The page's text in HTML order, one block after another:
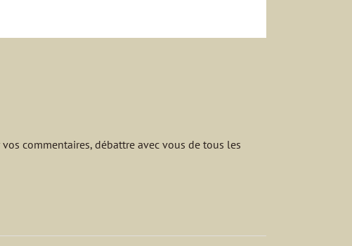
commentaires, débattre avec vous de tous les